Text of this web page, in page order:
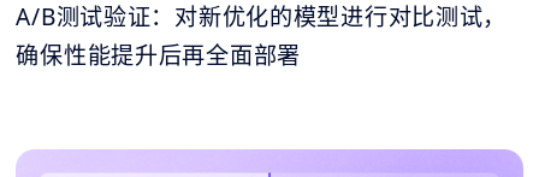
A/B测试验证：对新优化的模型进行对比测试，
确保性能提升后再全面部署